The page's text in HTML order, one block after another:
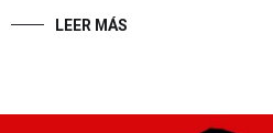
LEER MÁS